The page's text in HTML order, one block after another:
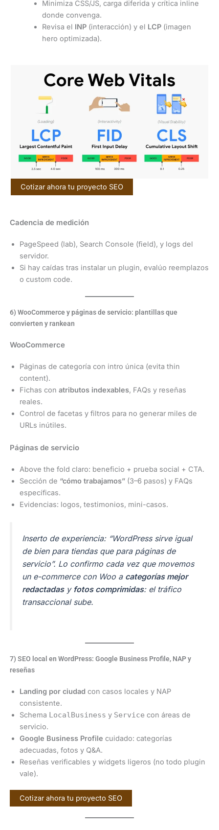
Minimiza CSS/JS, carga diferida y crítica inline
donde convenga.
Revisa el INP(interacción) y el LCP(imagen
hero optimizada).
Cotizar ahora tu proyecto SEO
Cadencia de medición
PageSpeed (lab), Search Console (field), y logs del
servidor.
Si hay caídas tras instalar un plugin, evalúo reemplazos
o custom code.
6) WooCommerce y páginas de servicio: plantillas que
convierten y rankean
WooCommerce
Páginas de categoría con intro única (evita thin
content).
Fichas con atributos indexables, FAQs y reseñas
reales.
Control de facetas y filtros para no generar miles de
URLs inútiles.
Páginas de servicio
Above the fold claro: beneficio + prueba social + CTA.
Sección de “cómo trabajamos” (3–6 pasos) y FAQs
específicas.
Evidencias: logos, testimonios, mini-casos.
Inserto de experiencia: “WordPress sirve igual
de bien para tiendas que para páginas de
servicio”. Lo confirmo cada vez que movemos
un e-commerce con Woo a categorías mejor
redactadasy fotos comprimidas: el tráfico
transaccional sube.
7) SEO local en WordPress: Google Business Profile, NAP y
reseñas
Landing por ciudad con casos locales y NAP
consistente.
Schema LocalBusiness y Service con áreas de
servicio.
Google Business Profile cuidado: categorías
adecuadas, fotos y Q&A.
Reseñas verificables y widgets ligeros (no todo plugin
vale).
Cotizar ahora tu proyecto SEO